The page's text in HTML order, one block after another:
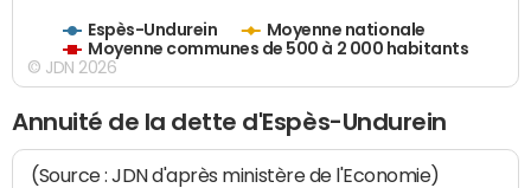
Espès-Undurein
Moyenne nationale
Moyenne communes de 500 à 2 000 habitants
© JDN 2026
Annuité de la dette d'Espès-Undurein
(Source : JDN d'après ministère de l'Economie)